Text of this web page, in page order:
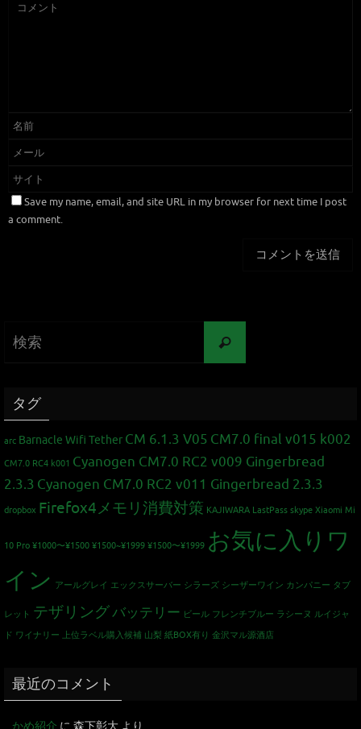
Save my name, email, and site URL in my browser for next time I post
a comment.
タグ
arc Barnacle Wifi Tether CM 6.1.3 V05 CM7.0 final v015 k002
CM7.0 RC4 k001 Cyanogen CM7.0 RC2 v009 Gingerbread
2.3.3 Cyanogen CM7.0 RC2 v011 Gingerbread 2.3.3
dropbox Firefox4メモリ消費対策 KAJIWARA LastPass skype Xiaomi Mi
10 Pro ¥1000〜¥1500 ¥1500~¥1999 ¥1500〜¥1999 お気に入りワ
イン アールグレイ エックスサーバー シラーズ シーザーワイン カンパニー タブ
レット テザリングバッテリー ビール フレンチブルー ラシーヌ ルイジャ
ド ワイナリー 上位ラベル購入候補 山梨 紙BOX有り 金沢マル源酒店
最近のコメント